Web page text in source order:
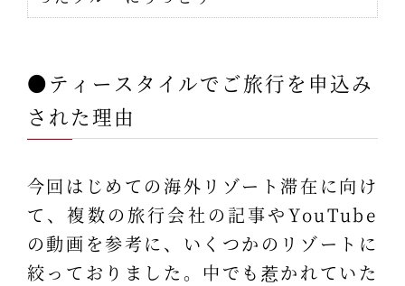
●ティースタイルでご旅行を申込み
された理由
今回はじめての海外リゾート滞在に向け
て、複数の旅行会社の記事やYouTube
の動画を参考に、いくつかのリゾートに
絞っておりました。中でも惹かれていた